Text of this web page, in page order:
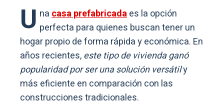
U nacasa prefabricadaes la opción
perfecta para quienes buscan tener un
hogar propio de forma rápida y económica. En
años recientes,este tipo de vivienda ganó
popularidad por ser una solución versátily
más eficiente en comparación con las
construcciones tradicionales.